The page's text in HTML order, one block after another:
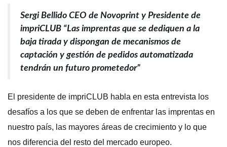
Sergi Bellido CEO de Novoprint y Presidente de
impriCLUB “Las imprentas que se dediquen a la
baja tirada y dispongan de mecanismos de
captación y gestión de pedidos automatizada
tendrán un futuro prometedor”
El presidente de impriCLUB habla en esta entrevista los
desafíos a los que se deben de enfrentar las imprentas en
nuestro país, las mayores áreas de crecimiento y lo que
nos diferencia del resto del mercado europeo.